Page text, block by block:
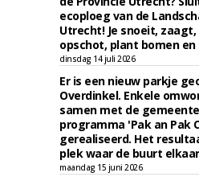
ecoploeg van de
Utrecht! Je snoeit,
opschot, plant bomen
dinsdag 14 juli 2026
Er is een nieuw parkje
Overdinkel. Enkele
samen met de
programma 'Pak an Pak
gerealiseerd. Het
plek waar de buurt
maandag 15 juni 2026